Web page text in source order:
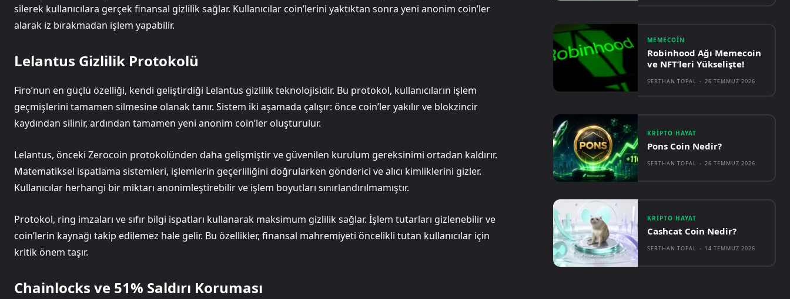
silerek kullanıcılara gerçek finansal gizlilik sağlar. Kullanıcılar coin’lerini yaktıktan sonra yeni anonim coin’ler
alarak iz bırakmadan işlem yapabilir.
Lelantus Gizlilik Protokolü
Firo’nun en güçlü özelliği, kendi geliştirdiği Lelantus gizlilik teknolojisidir. Bu protokol, kullanıcıların işlem
geçmişlerini tamamen silmesine olanak tanır. Sistem iki aşamada çalışır: önce coin’ler yakılır ve blokzincir
kaydından silinir, ardından tamamen yeni anonim coin’ler oluşturulur.
Lelantus, önceki Zerocoin protokolünden daha gelişmiştir ve güvenilen kurulum gereksinimi ortadan kaldırır.
Matematiksel ispatlama sistemleri, işlemlerin geçerliliğini doğrularken gönderici ve alıcı kimliklerini gizler.
Kullanıcılar herhangi bir miktarı anonimleştirebilir ve işlem boyutları sınırlandırılmamıştır.
Protokol, ring imzaları ve sıfır bilgi ispatları kullanarak maksimum gizlilik sağlar. İşlem tutarları gizlenebilir ve
coin’lerin kaynağı takip edilemez hale gelir. Bu özellikler, finansal mahremiyeti öncelikli tutan kullanıcılar için
kritik önem taşır.
Chainlocks ve 51% Saldırı Koruması
MEMECOIN
Robinhood Ağı Memecoin
ve NFT’leri Yükselişte!
SERTHAN TOPAL - 26 TEMMUZ 2026
KRIPTO HAYAT
Pons Coin Nedir?
SERTHAN TOPAL - 26 TEMMUZ 2026
KRIPTO HAYAT
Cashcat Coin Nedir?
SERTHAN TOPAL - 14 TEMMUZ 2026